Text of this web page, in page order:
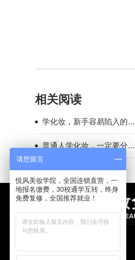
相关阅读
学化妆，新手容易陷入的几
个认知误区
普通人学化妆，一定要分清
你的学习目标
请您留言
悦风美妆学院，全国连锁直营，一
地报名缴费，30校通学互转，终身
免费复修，全国推荐就业！